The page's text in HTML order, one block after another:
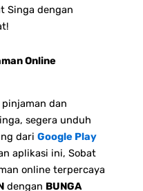
Singa dengan
Online
dan
segera unduh
dari Google Play
aplikasi ini, Sobat
online terpercaya
dengan BUNGA